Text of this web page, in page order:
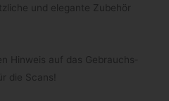
und ele­gante Zube­hör
Hin­weis auf das Gebrauchs­
die Scans!